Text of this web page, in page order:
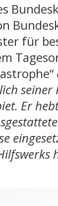
für
seiner
Er